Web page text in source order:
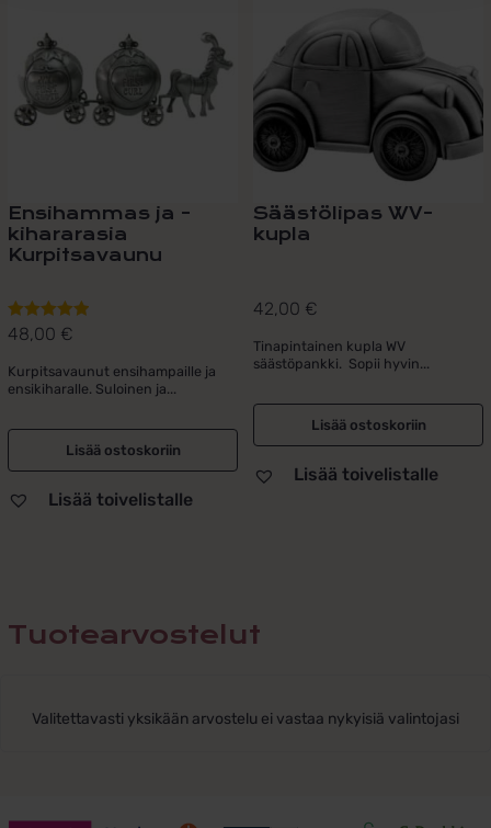
Ensihammas ja -
kihararasia
Kurpitsavaunu
Arvostelu
5.00/ 5
48,00 €
Kurpitsavaunut ensihampaille ja
ensikiharalle. Suloinen ja...
Lisää ostoskoriin
Lisää toivelistalle
Säästölipas WV-
kupla
42,00 €
Tinapintainen kupla WV
säästöpankki. Sopii hyvin...
Lisää ostoskoriin
Lisää toivelistalle
Tuotearvostelut
Valitettavasti yksikään arvostelu ei vastaa nykyisiä valintojasi